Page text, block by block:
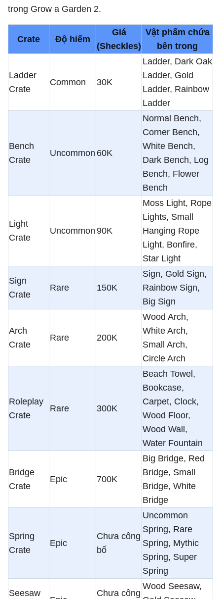
trong Grow a Garden 2.
Crate Độ hiếm
Giá
(Sheckles)
Vật phẩm chứa
bên trong
Ladder
Crate
Common 30K
Ladder, Dark Oak
Ladder, Gold
Ladder, Rainbow
Ladder
Bench
Crate
Uncommon 60K
Normal Bench,
Corner Bench,
White Bench,
Dark Bench, Log
Bench, Flower
Bench
Light
Crate
Uncommon 90K
Moss Light, Rope
Lights, Small
Hanging Rope
Light, Bonfire,
Star Light
Sign
Crate
Rare 150K
Sign, Gold Sign,
Rainbow Sign,
Big Sign
Arch
Crate
Rare 200K
Wood Arch,
White Arch,
Small Arch,
Circle Arch
Roleplay
Crate
Rare 300K
Beach Towel,
Bookcase,
Carpet, Clock,
Wood Floor,
Wood Wall,
Water Fountain
Bridge
Crate
Epic 700K
Big Bridge, Red
Bridge, Small
Bridge, White
Bridge
Spring
Crate
Epic
Chưa công
bố
Uncommon
Spring, Rare
Spring, Mythic
Spring, Super
Spring
Seesaw Chưa công
Wood Seesaw,